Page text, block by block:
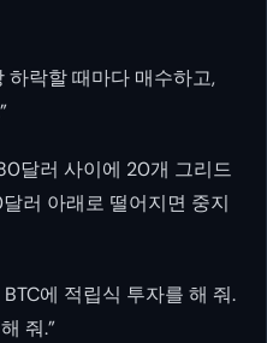
하락할 때마다 매수하고,
달러 사이에 20개 그리드
러 아래로 떨어지면 중지
에 적립식 투자를 해 줘.
줘.”